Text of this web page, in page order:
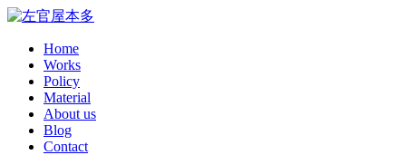
Home
Works
Policy
Material
About us
Blog
Contact